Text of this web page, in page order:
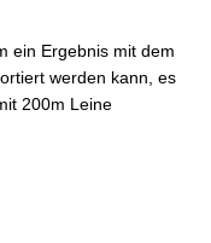
ein Ergebnis mit dem
werden kann, es
200m Leine